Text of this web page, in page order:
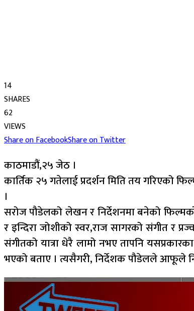
14
SHARES
62
VIEWS
Share on FacebookShare on Twitter
काठमाडौं,२५ जेठ ।
कार्तिक २५ गतेलाई प्रदर्शन मिति तय गरिएको
।
सरोज पौडेलको लेखन र निर्देशनमा बनेको
र इन्दिरा जोशीको स्वर,राज सागरको संगीत र
संगीतको यात्रा धेरै लामो नभए तापनि
भएको बताए । त्यसैगरी, निर्देशक पौडेलले आफूले